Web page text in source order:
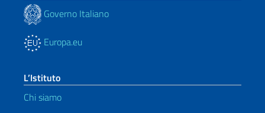
Governo Italiano
Europa.eu
L’Istituto
Chi siamo